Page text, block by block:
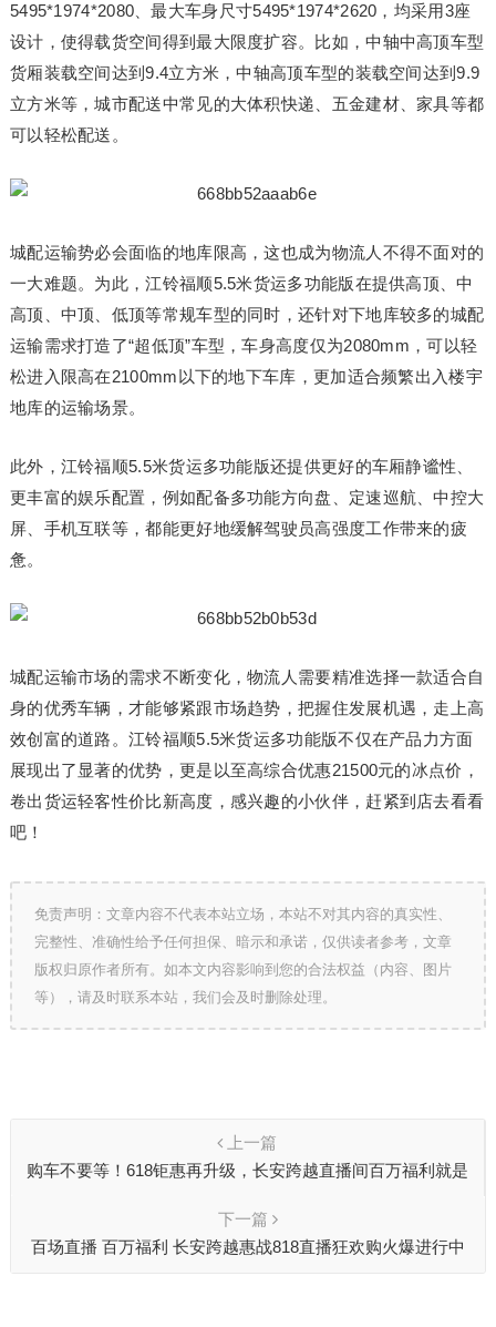
5495*1974*2080、最大车身尺寸5495*1974*2620，均采用3座
设计，使得载货空间得到最大限度扩容。比如，中轴中高顶车型
货厢装载空间达到9.4立方米，中轴高顶车型的装载空间达到9.9
立方米等，城市配送中常见的大体积快递、五金建材、家具等都
可以轻松配送。
城配运输势必会面临的地库限高，这也成为物流人不得不面对的
一大难题。为此，江铃福顺5.5米货运多功能版在提供高顶、中
高顶、中顶、低顶等常规车型的同时，还针对下地库较多的城配
运输需求打造了“超低顶”车型，车身高度仅为2080mm，可以轻
松进入限高在2100mm以下的地下车库，更加适合频繁出入楼宇
地库的运输场景。
此外，江铃福顺5.5米货运多功能版还提供更好的车厢静谧性、
更丰富的娱乐配置，例如配备多功能方向盘、定速巡航、中控大
屏、手机互联等，都能更好地缓解驾驶员高强度工作带来的疲
惫。
城配运输市场的需求不断变化，物流人需要精准选择一款适合自
身的优秀车辆，才能够紧跟市场趋势，把握住发展机遇，走上高
效创富的道路。江铃福顺5.5米货运多功能版不仅在产品力方面
展现出了显著的优势，更是以至高综合优惠21500元的冰点价，
卷出货运轻客性价比新高度，感兴趣的小伙伴，赶紧到店去看看
吧！
免责声明：文章内容不代表本站立场，本站不对其内容的真实性、
完整性、准确性给予任何担保、暗示和承诺，仅供读者参考，文章
版权归原作者所有。如本文内容影响到您的合法权益（内容、图片
等），请及时联系本站，我们会及时删除处理。
上一篇
购车不要等！618钜惠再升级，长安跨越直播间百万福利就是
下一篇
百场直播 百万福利 长安跨越惠战818直播狂欢购火爆进行中